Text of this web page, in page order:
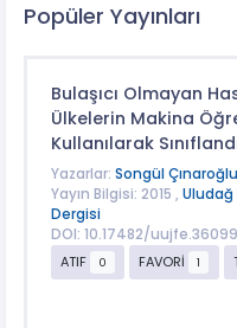
Popüler Yayınları
Bulaşıcı Olmayan
Ülkelerin Makina
Kullanılarak
Yazarlar: Songül Çınaroğlu
Yayın Bilgisi: 2015 ,
Dergisi
DOI: 10.17482/uujfe.36099
ATIF
0 FAVORİ 1